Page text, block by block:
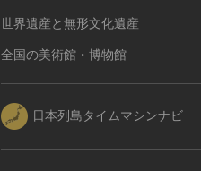
世界遺産と無形文化遺産
全国の美術館・博物館
日本列島タイムマシンナビ